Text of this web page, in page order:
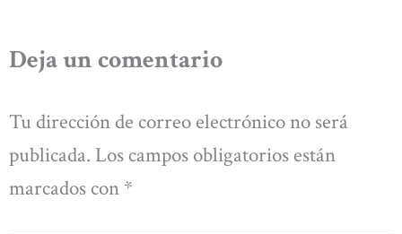
Deja un comentario
Tu dirección de correo electrónico no será
publicada. Los campos obligatorios están
marcados con *